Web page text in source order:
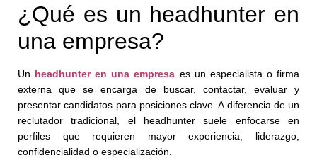
¿Qué es un headhunter en
una empresa?
Un headhunter en una empresa es un especialista o firma
externa que se encarga de buscar, contactar, evaluar y
presentar candidatos para posiciones clave. A diferencia de un
reclutador tradicional, el headhunter suele enfocarse en
perfiles que requieren mayor experiencia, liderazgo,
confidencialidad o especialización.